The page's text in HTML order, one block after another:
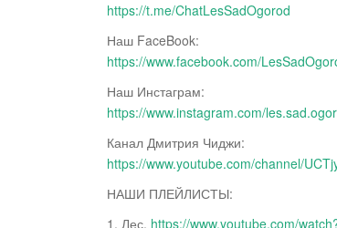
https://t.me/ChatLesSadOgorod
Наш FaceBook:
https://www.facebook.com/
Наш Инстаграм:
https://www.instagram.com/
Канал Дмитрия Чиджи:
https://www.youtube.com/channel/
НАШИ ПЛЕЙЛИСТЫ:
1. Лес. https://www.youtube.com/